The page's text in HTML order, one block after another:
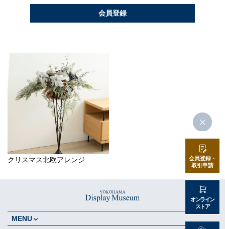
会員登録
クリスマス北欧アレンジ
会員登録・
取引申請
オンライン
ストア
MENU